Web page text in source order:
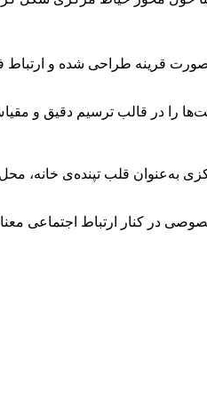
به‌صورت قرینه طراحی شده و
را در قالب ترسیم دقیق و
به‌عنوان قلب تپنده‌ی خانه، محل
در کنار ارتباط اجتماعی